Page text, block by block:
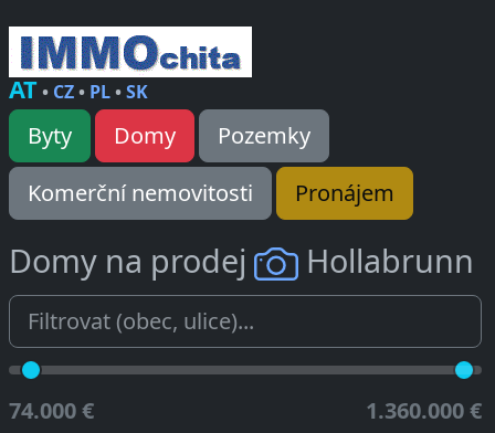
AT• CZ• PL•SK
Byty Domy
Pozemky
Komerční nemovitosti
Pronájem
Domy na prodej Hollabrunn
74.000 € 1.360.000 €